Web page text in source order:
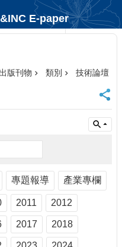
E-paper
出版刊物 類別 技術論壇
專題報導 產業專欄
2011 2012
2017 2018